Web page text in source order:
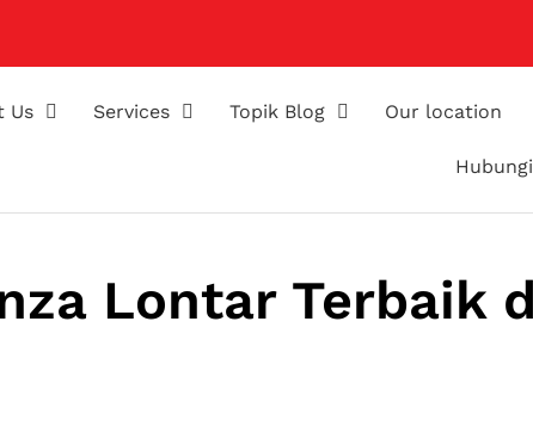
Us Services Topik Blog Our location
Lontar Terbaik